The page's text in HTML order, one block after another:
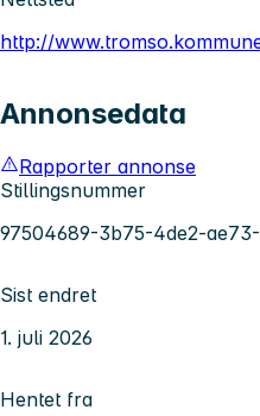
http://
Annonsedata
Rapporter annonse
Stillingsnummer
97504689-3b75-4de2-
Sist endret
1. juli 2026
Hentet fra